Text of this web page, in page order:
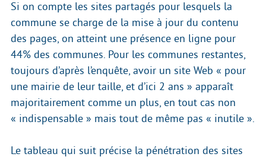
Si on compte les sites partagés pour lesquels la
commune se charge de la mise à jour du contenu
des pages, on atteint une présence en ligne pour
44% des communes. Pour les communes restantes,
toujours d’après l’enquête, avoir un site Web « pour
une mairie de leur taille, et d’ici 2 ans » apparaît
majoritairement comme un plus, en tout cas non
« indispensable » mais tout de même pas « inutile ».
Le tableau qui suit précise la pénétration des sites